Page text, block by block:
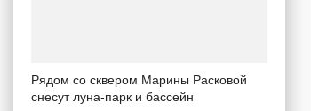
Рядом со сквером Марины Расковой
снесут луна-парк и бассейн